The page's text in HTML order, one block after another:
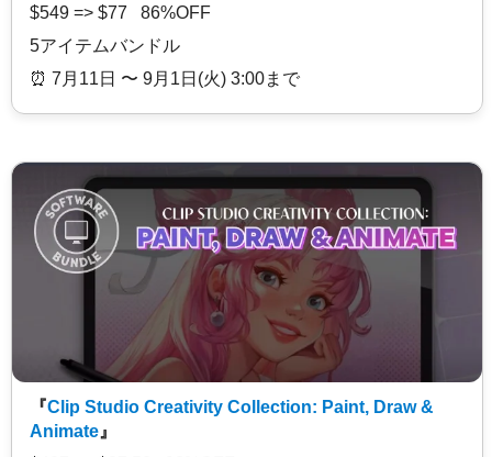
$549 => $77 86%OFF
5アイテムバンドル
⏰️ 7月11日 〜 9月1日(火) 3:00まで
『Clip Studio Creativity Collection: Paint, Draw &
Animate 』